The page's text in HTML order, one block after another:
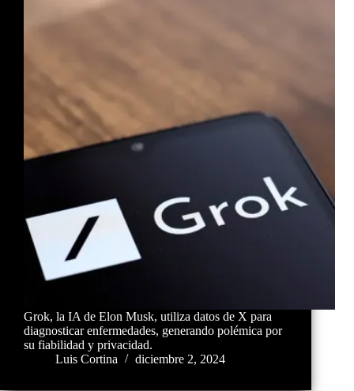
Grok, la IA de Elon Musk, utiliza datos de X para
diagnosticar enfermedades, generando polémica por
su fiabilidad y privacidad.
Luis Cortina
diciembre 2, 2024